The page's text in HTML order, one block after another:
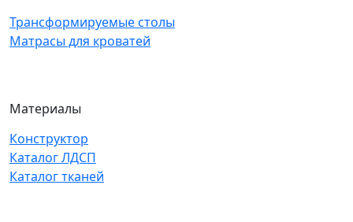
Трансформируемые столы
Матрасы для кроватей
Материалы
Конструктор
Каталог ЛДСП
Каталог тканей